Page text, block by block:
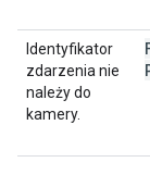
Identyfikator
zdarzenia nie
należy do
kamery.